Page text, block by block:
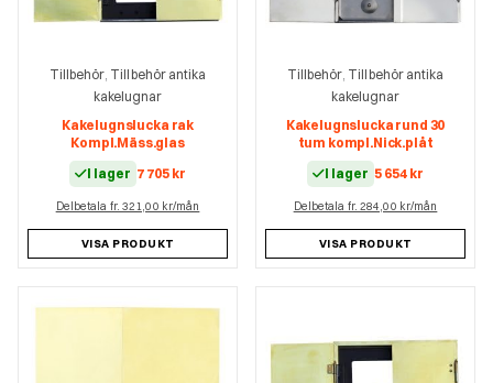
Tillbehör Tillbehör antika
kakelugnar
Kakelugnslucka rak
Kompl.Mäss.glas
I lager 7 705 kr
Delbetala fr. 321,00 kr/mån
VISA PRODUKT
Tillbehör Tillbehör antika
kakelugnar
Kakelugnslucka rund 30
tum kompl.Nick.plåt
I lager 5 654 kr
Delbetala fr. 284,00 kr/mån
VISA PRODUKT